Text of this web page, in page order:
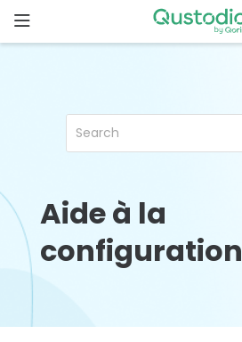
to
content
Pourquoi
Fonctionnalités
Démarrer
Téléchargements
Aide à la
configuration